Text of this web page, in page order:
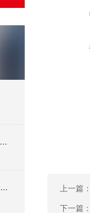
UHZ系列顶装式磁翻板液位计-上海自动化五厂
YPK-50压力控制器上海远东仪表厂技术参数 上一篇
下一篇